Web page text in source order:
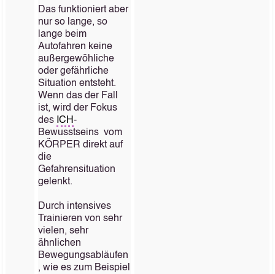
Das funktioniert aber
nur so lange, so
lange beim
Autofahren keine
außergewöhliche
oder gefährliche
Situation entsteht.
Wenn das der Fall
ist, wird der Fokus
des ICH-
Bewusstseins vom
KÖRPER direkt auf
die
Gefahrensituation
gelenkt.
Durch intensives
Trainieren von sehr
vielen, sehr
ähnlichen
Bewegungsabläufen
, wie es zum Beispiel